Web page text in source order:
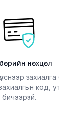
нөхцөл
код,
бичээрэй.